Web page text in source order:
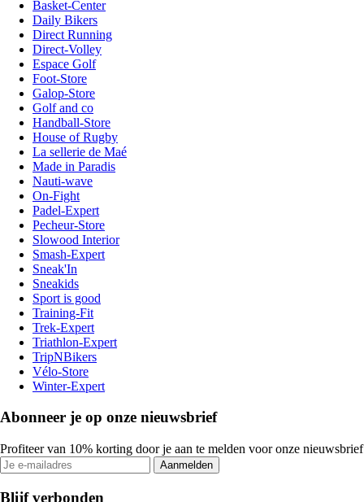
Basket-Center
Daily Bikers
Direct Running
Direct-Volley
Espace Golf
Foot-Store
Galop-Store
Golf and co
Handball-Store
House of Rugby
La sellerie de Maé
Made in Paradis
Nauti-wave
On-Fight
Padel-Expert
Pecheur-Store
Slowood Interior
Smash-Expert
Sneak'In
Sneakids
Sport is good
Training-Fit
Trek-Expert
Triathlon-Expert
TripNBikers
Vélo-Store
Winter-Expert
Abonneer je op onze nieuwsbrief
Profiteer van 10% korting door je aan te melden voor onze nieuwsbrief
Aanmelden
Blijf verbonden